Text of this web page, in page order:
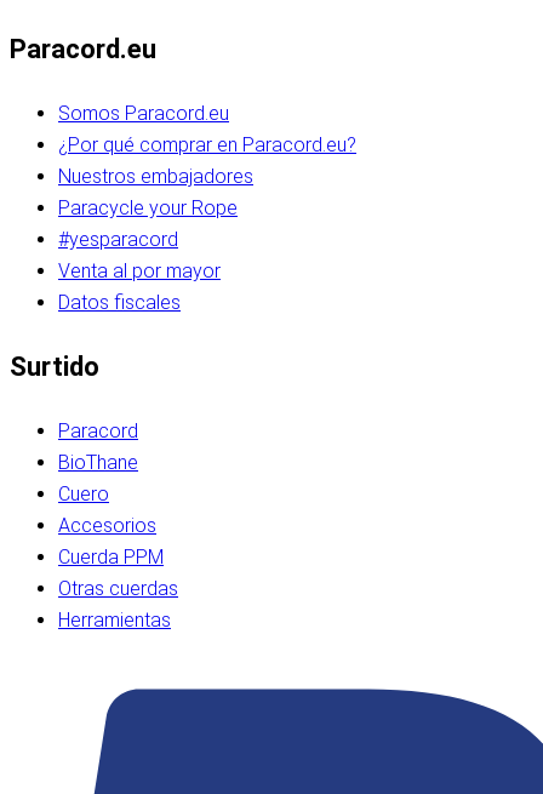
Paracord.eu
Somos Paracord.eu
¿Por qué comprar en Paracord.eu?
Nuestros embajadores
Paracycle your Rope
#yesparacord
Venta al por mayor
Datos fiscales
Surtido
Paracord
BioThane
Cuero
Accesorios
Cuerda PPM
Otras cuerdas
Herramientas